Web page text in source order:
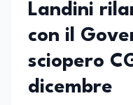
Landini
con il
sciopero
dicembre